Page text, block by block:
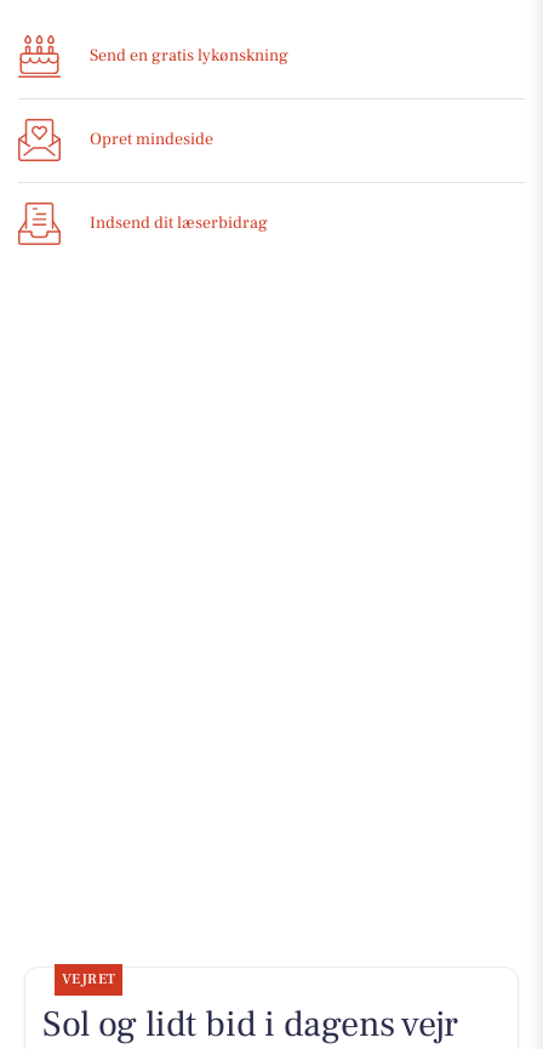
Send en gratis lykønskning
Opret mindeside
Indsend dit læserbidrag
VEJRET
Sol og lidt bid i dagens vejr